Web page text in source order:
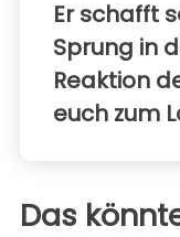
Er schafft
Sprung in
Reaktion
euch zum
Das